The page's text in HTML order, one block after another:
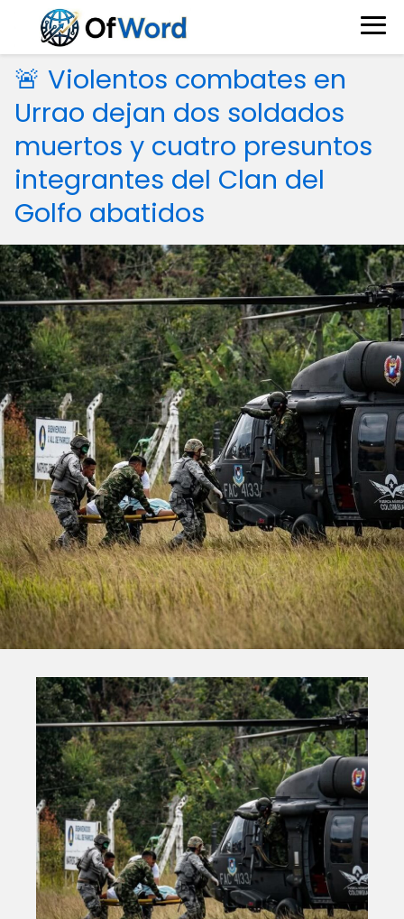
🚨 Violentos combates en
Urrao dejan dos soldados
muertos y cuatro presuntos
integrantes del Clan del
Golfo abatidos